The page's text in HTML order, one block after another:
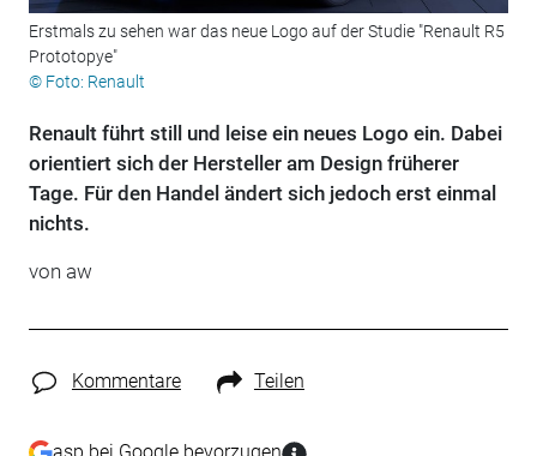
Erstmals zu sehen war das neue Logo auf der Studie "Renault R5
Prototopye"
© Foto: Renault
Renault führt still und leise ein neues Logo ein. Dabei
orientiert sich der Hersteller am Design früherer
Tage. Für den Handel ändert sich jedoch erst einmal
nichts.
von aw
Kommentare Teilen